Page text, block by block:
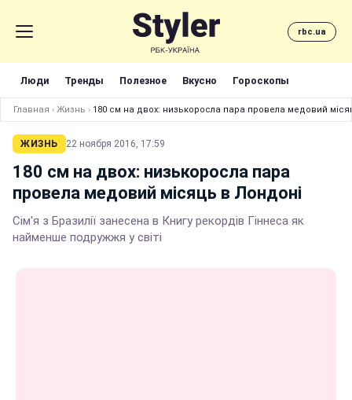
rbc.ua
Люди Тренды Полезное Вкусно Гороскопы
Главная › Жизнь › 180 см на двох: низькоросла пара провела медовий
ЖИЗНЬ 22 ноября 2016, 17:59
180 см на двох: низькоросла пара
провела медовий місяць в Лондоні
Сім'я з Бразилії занесена в Книгу рекордів Гіннеса як
найменше подружжя у світі